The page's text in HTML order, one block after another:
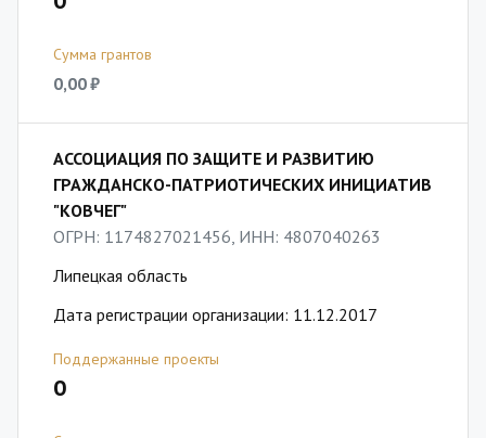
Сумма грантов
0,00 ₽
АССОЦИАЦИЯ ПО ЗАЩИТЕ И РАЗВИТИЮ
ГРАЖДАНСКО-ПАТРИОТИЧЕСКИХ ИНИЦИАТИВ
"КОВЧЕГ"
ОГРН: 1174827021456, ИНН: 4807040263
Липецкая область
Дата регистрации организации: 11.12.2017
Поддержанные проекты
0